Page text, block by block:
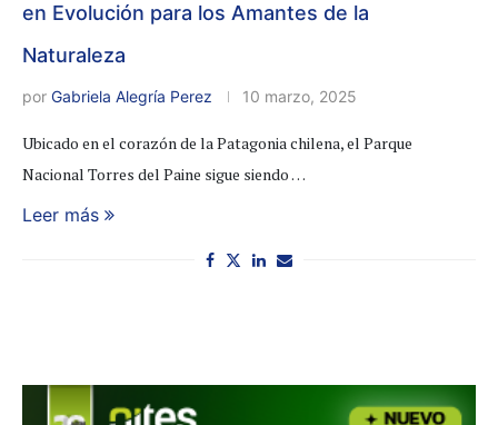
en Evolución para los Amantes de la
Naturaleza
por Gabriela Alegría Perez 10 marzo, 2025
Ubicado en el corazón de la Patagonia chilena, el Parque
Nacional Torres del Paine sigue siendo …
Leer más